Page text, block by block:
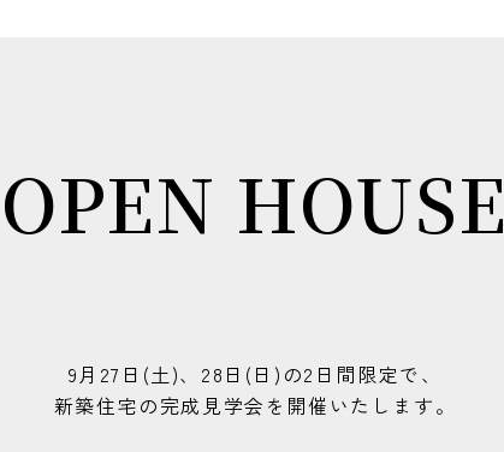
OPEN HOUSE
9月27日(土)、28日(日)の2日間限定で、
新築住宅の完成見学会を 開催いたします。